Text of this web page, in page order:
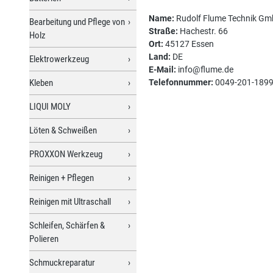
Bearbeitung und Pflege von
Holz
Elektrowerkzeug
Kleben
LIQUI MOLY
Löten & Schweißen
PROXXON Werkzeug
Reinigen + Pflegen
Reinigen mit Ultraschall
Schleifen, Schärfen &
Polieren
Schmuckreparatur
Name: Rudolf Flume Technik
Straße: Hachestr. 66
Ort: 45127 Essen
Land: DE
E-Mail: info@flume.de
Telefonnummer: 0049-201-